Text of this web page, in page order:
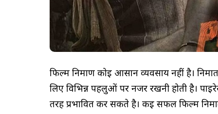
फिल्म निर्माण कोई आसान व्यवसाय नहीं है।
लिए विभिन्न पहलुओं पर नजर रखनी होती है।
तरह प्रभावित कर सकते है। कई सफल फिल्म